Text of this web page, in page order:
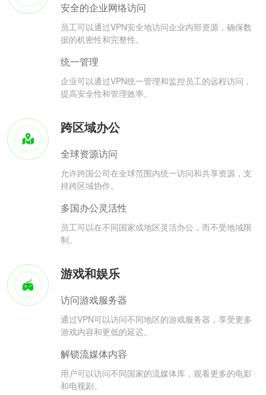
安全的企业网络访问
员工可以通过VPN安全地访问企业内部资源，确保数
据的机密性和完整性。
统一管理
企业可以通过VPN统一管理和监控员工的远程访问，
提高安全性和管理效率。
跨区域办公
全球资源访问
允许跨国公司在全球范围内统一访问和共享资源，支
持跨区域协作。
多国办公灵活性
员工可以在不同国家或地区灵活办公，而不受地域限
制。
游戏和娱乐
访问游戏服务器
通过VPN可以访问不同地区的游戏服务器，享受更多
游戏内容和更低的延迟。
解锁流媒体内容
用户可以访问不同国家的流媒体库，观看更多的电影
和电视剧。